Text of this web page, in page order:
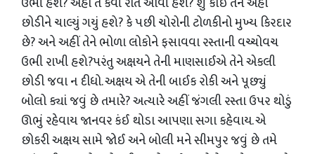
છોડીને ચાલ્યું ગયું હશે? કે પછી ચોરોની ટોળકીનો મુખ્ય કિરદાર
છે? અને અહીં તેને ભોળા લોકોને ફસાવવા રસ્તાની વચ્ચોવચ
ઉભી રાખી હશે?પરંતુ અક્ષયને તેની માણસાઈએ તેને એકલી
છોડી જવા ન દીધો. અક્ષય એ તેની બાઈક રોકી અને પૂછ્યું
બોલો ક્યાં જવું છે તમારે? અત્યારે અહીં જંગલી રસ્તા ઉપર થોડું
ઊભું રહેવાય જાનવર કંઈ થોડા આપણા સગા કહેવાય. એ
છોકરી અક્ષય સામે જોઈ અને બોલી મને સીમપુર જવું છે તમે